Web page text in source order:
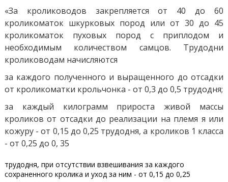
«За кролиководов закрепляется от 40 до 60
кроликоматок шкурковых пород или от 30 до 45
кроликоматок пуховых пород с приплодом и
необходимым количеством самцов. Трудодни
кролиководам начисляются
за каждого полученного и выращенного до отсадки
от кроликоматки крольчонка - от 0,3 до 0,5 трудодня;
за каждый килограмм прироста живой массы
кроликов от отсадки до реализации на племя я или
кожуру - от 0,15 до 0,25 трудодня, а кроликов 1 класса
- от 0,25 до 0, 35
трудодня, при отсутствии взвешивания за каждого
сохраненного кролика и уход за ним - от 0,15 до 0,25